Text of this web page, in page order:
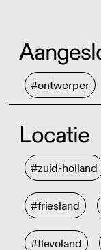
#ontwerper
Locatie
#zuid-holland
#friesland
#flevoland